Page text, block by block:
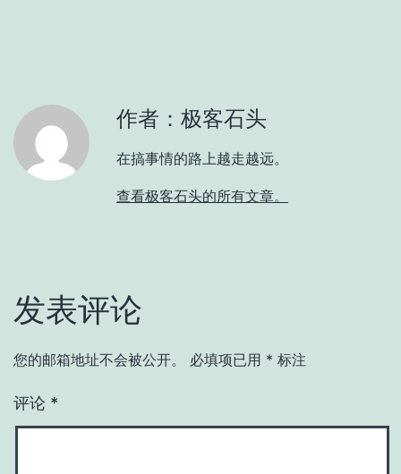
作者：极客石头
在搞事情的路上越走越远。
查看极客石头的所有文章。
发表评论
您的邮箱地址不会被公开。 必填项已用 * 标注
评论 *